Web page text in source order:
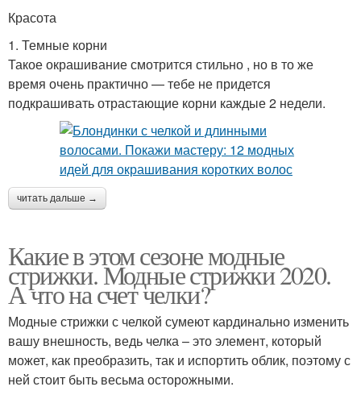
Красота
1. Темные корни
Такое окрашивание смотрится стильно , но в то же
время очень практично — тебе не придется
подкрашивать отрастающие корни каждые 2 недели.
читать дальше →
Какие в этом сезоне модные
стрижки. Модные стрижки 2020.
А что на счет челки?
Модные стрижки с челкой сумеют кардинально изменить
вашу внешность, ведь челка – это элемент, который
может, как преобразить, так и испортить облик, поэтому с
ней стоит быть весьма осторожными.